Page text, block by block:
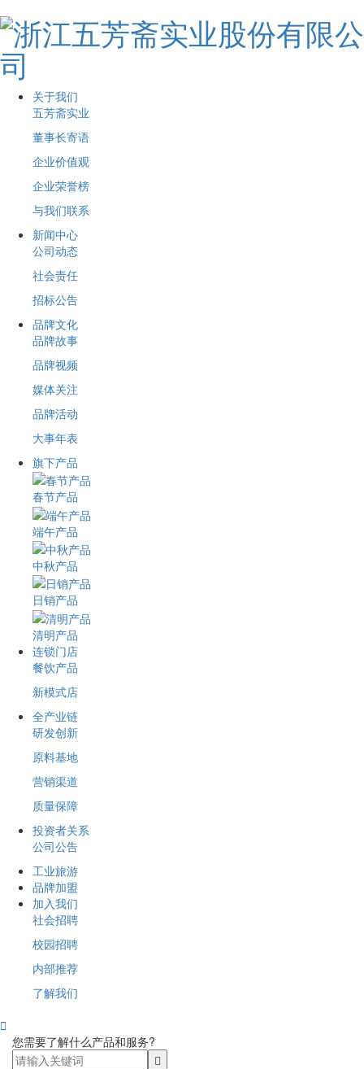
关于我们
五芳斋实业
董事长寄语
企业价值观
企业荣誉榜
与我们联系
新闻中心
公司动态
社会责任
招标公告
品牌文化
品牌故事
品牌视频
媒体关注
品牌活动
大事年表
旗下产品
春节产品
端午产品
中秋产品
日销产品
清明产品
连锁门店
餐饮产品
新模式店
全产业链
研发创新
原料基地
营销渠道
质量保障
投资者关系
公司公告
工业旅游
品牌加盟
加入我们
社会招聘
校园招聘
内部推荐
了解我们

您需要了解什么产品和服务?